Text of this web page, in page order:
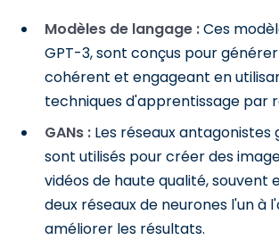
Modèles de langage :Ces
GPT-3, sont conçus pour
cohérent et engageant en
techniques d'apprentissage par
GANs : Les réseaux antagonistes
sont utilisés pour créer des
vidéos de haute qualité, souvent
deux réseaux de neurones l'un à
améliorer les résultats.